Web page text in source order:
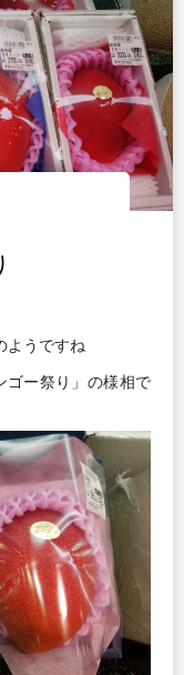
ようですね
ゴー祭り」の様相で